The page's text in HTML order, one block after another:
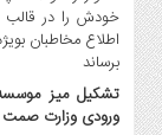
خودش را در قالب
اطلاع مخاطبان
برساند
تشکیل میز
ورودی وزارت صمت